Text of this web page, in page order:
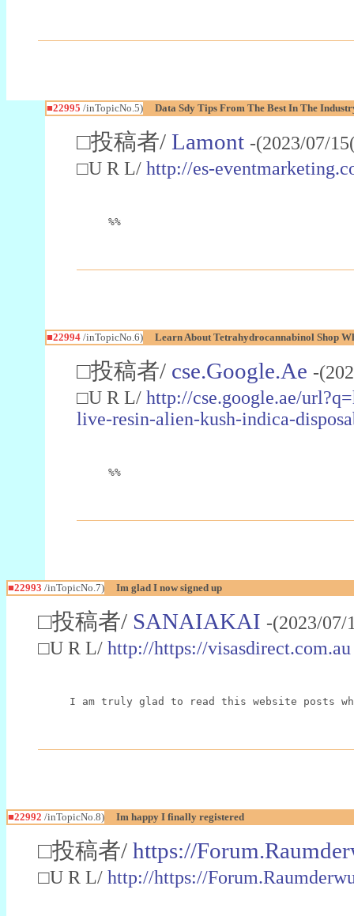
■22995 /inTopicNo.5) Data Sdy Tips From The Best In The
□投稿者/ Lamont -(2023/07/
□U R L/ http://es-
%%
■22994/inTopicNo.6) Learn About Tetrahydrocannabinol Shop
□投稿者/ cse.Google.Ae -
□U R L/ http://cse.google.ae/
live-resin-alien-kush-indica-
%%
■22993 /inTopicNo.7) Im glad I now signed up
□投稿者/ SANAIAKAI -(2023/
□U R L/ http://https://visasdirect.com.au
I am truly glad to read this website posts
■22992 /inTopicNo.8) Im happy I finally registered
□投稿者/ https://
□U R L/ http://https://